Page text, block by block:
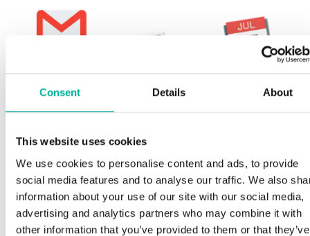
Consent Details About
This website uses cookies
We use cookies to personalise content and ads, to provide
social media features and to analyse our traffic. We also
information about your use of our site with our social media,
advertising and analytics partners who may combine it with
other information that you’ve provided to them or that they’ve